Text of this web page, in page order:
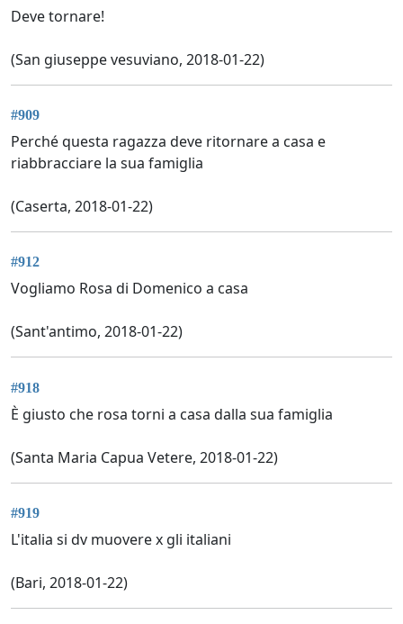
Deve tornare!
(San giuseppe vesuviano, 2018-01-22)
#909
Perché questa ragazza deve ritornare a casa e
riabbracciare la sua famiglia
(Caserta, 2018-01-22)
#912
Vogliamo Rosa di Domenico a casa
(Sant'antimo, 2018-01-22)
#918
È giusto che rosa torni a casa dalla sua famiglia
(Santa Maria Capua Vetere, 2018-01-22)
#919
L'italia si dv muovere x gli italiani
(Bari, 2018-01-22)